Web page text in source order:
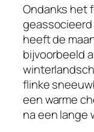
Ondanks het
geassocieerd
heeft de
bijvoorbeeld
flinke
een warme
na een lange